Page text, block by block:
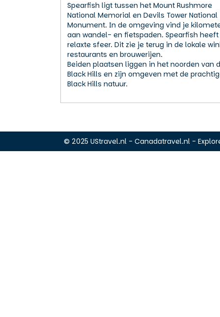
Spearfish ligt tussen het Mount Rushmore
National Memorial en Devils Tower National
Monument. In de omgeving vind je
aan wandel- en fietspaden. Spearfish
relaxte sfeer. Dit zie je terug in de lokale
restaurants en brouwerijen.
Beiden plaatsen liggen in het noorden van
Black Hills en zijn omgeven met de
Black Hills natuur.
© 2025 UStravel.nl - Canadatravel.nl -